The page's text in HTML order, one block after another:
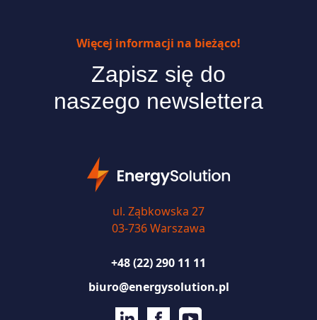
Więcej informacji na bieżąco!
Zapisz się do
naszego newslettera
ul. Ząbkowska 27
03-736 Warszawa
+48 (22) 290 11 11
biuro@energysolution.pl